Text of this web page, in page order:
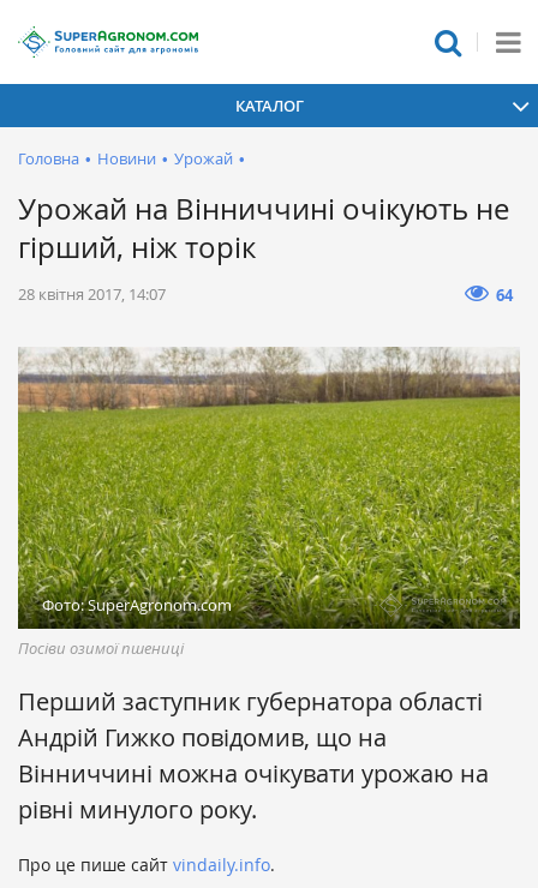
КАТАЛОГ
Головна • Новини • Урожай •
Урожай на Вінниччині очікують не
гірший, ніж торік
28 квітня 2017, 14:07 64
Фото: SuperAgronom.com
Посіви озимої пшениці
Перший заступник губернатора області
Андрій Гижко повідомив, що на
Вінниччині можна очікувати урожаю на
рівні минулого року.
Про це пише сайт vindaily.info.